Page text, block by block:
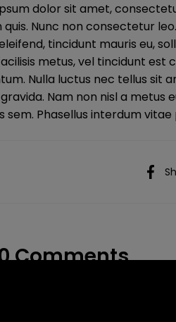
dolor sit amet,
quis. Nunc non consectetur
tincidunt mauris eu,
metus, vel tincidunt est
Nulla luctus nec tellus sit
Nam non nisl a metus
sem. Phasellus interdum
Comments